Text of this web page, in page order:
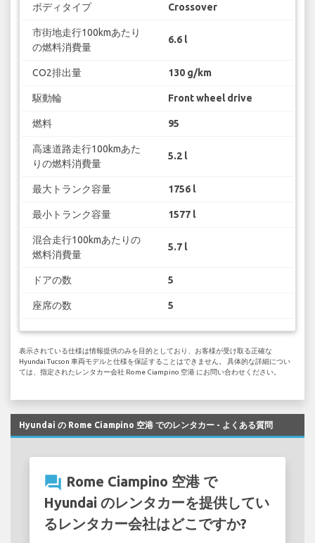
ボディタイプ Crossover
市街地走行100kmあたり
の燃料消費量
6.6 l
CO2排出量 130 g/km
駆動輪 Front wheel drive
燃料 95
高速道路走行100kmあた
りの燃料消費量
5.2 l
最大トランク容量 1756 l
最小トランク容量 1577 l
混合走行100kmあたりの
燃料消費量
5.7 l
ドアの数 5
座席の数 5
表示されている仕様は情報提供のみを目的としており、お客様が受け取る正確な
Hyundai Tucson 車両モデルと仕様を保証することはできません。 具体的な詳細につい
ては、指定されたレンタカー会社 Rome Ciampino 空港 にお問い合わせください。
Hyundai の Rome Ciampino 空港 でのレンタカー - よくある質問
question_answer Rome Ciampino 空港 で
Hyundai のレンタカーを提供してい
るレンタカー会社はどこですか?